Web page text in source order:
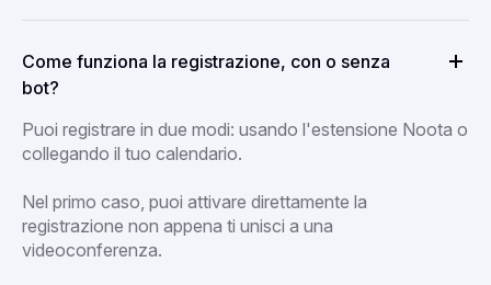
Come funziona la registrazione, con o senza
bot?
Puoi registrare in due modi: usando l'estensione Noota o
collegando il tuo calendario.
Nel primo caso, puoi attivare direttamente la
registrazione non appena ti unisci a una
videoconferenza.